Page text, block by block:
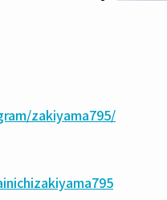
zakiyama795/